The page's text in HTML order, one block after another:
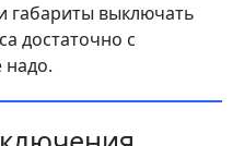
габариты выключать
достаточно с
надо.